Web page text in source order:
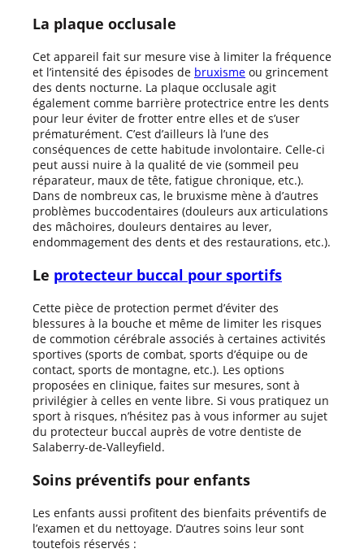
La plaque occlusale
Cet appareil fait sur mesure vise à limiter la fréquence
et l’intensité des épisodes de bruxisme ou grincement
des dents nocturne. La plaque occlusale agit
également comme barrière protectrice entre les dents
pour leur éviter de frotter entre elles et de s’user
prématurément. C’est d’ailleurs là l’une des
conséquences de cette habitude involontaire. Celle-ci
peut aussi nuire à la qualité de vie (sommeil peu
réparateur, maux de tête, fatigue chronique, etc.).
Dans de nombreux cas, le bruxisme mène à d’autres
problèmes buccodentaires (douleurs aux articulations
des mâchoires, douleurs dentaires au lever,
endommagement des dents et des restaurations, etc.).
Le protecteur buccal pour sportifs
Cette pièce de protection permet d’éviter des
blessures à la bouche et même de limiter les risques
de commotion cérébrale associés à certaines activités
sportives (sports de combat, sports d’équipe ou de
contact, sports de montagne, etc.). Les options
proposées en clinique, faites sur mesures, sont à
privilégier à celles en vente libre. Si vous pratiquez un
sport à risques, n’hésitez pas à vous informer au sujet
du protecteur buccal auprès de votre dentiste de
Salaberry-de-Valleyfield.
Soins préventifs pour enfants
Les enfants aussi profitent des bienfaits préventifs de
l’examen et du nettoyage. D’autres soins leur sont
toutefois réservés :